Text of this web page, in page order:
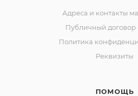
Адреса и контакты
Публичный договор
Политика
Реквизиты
ПОМОЩЬ